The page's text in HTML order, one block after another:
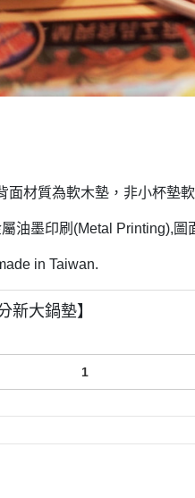
面材質為軟木墊，非小杯墊
油墨印刷(Metal Printing),圖
in Taiwan.
新大鍋墊】